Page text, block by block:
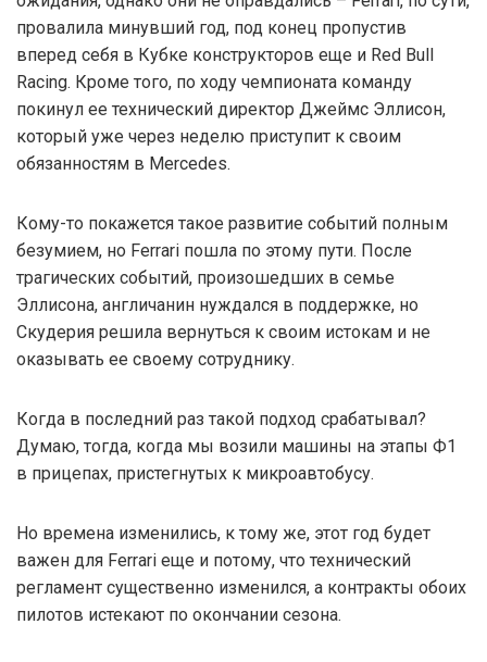
провалила минувший год, под конец пропустив
вперед себя в Кубке конструкторов еще и Red Bull
Racing. Кроме того, по ходу чемпионата команду
покинул ее технический директор Джеймс Эллисон,
который уже через неделю приступит к своим
обязанностям в Mercedes.
Кому-то покажется такое развитие событий полным
безумием, но Ferrari пошла по этому пути. После
трагических событий, произошедших в семье
Эллисона, англичанин нуждался в поддержке, но
Скудерия решила вернуться к своим истокам и не
оказывать ее своему сотруднику.
Когда в последний раз такой подход срабатывал?
Думаю, тогда, когда мы возили машины на этапы Ф1
в прицепах, пристегнутых к микроавтобусу.
Но времена изменились, к тому же, этот год будет
важен для Ferrari еще и потому, что технический
регламент существенно изменился, а контракты обоих
пилотов истекают по окончании сезона.